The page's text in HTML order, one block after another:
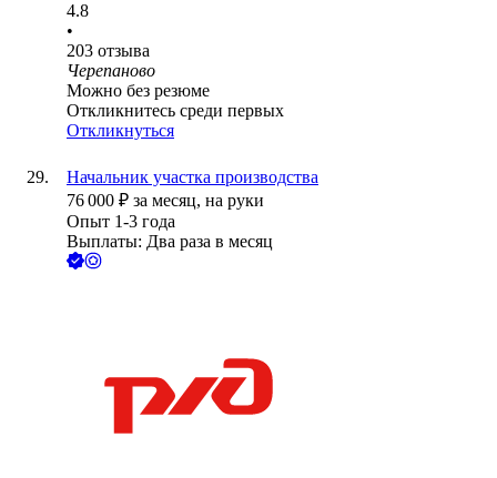
4.8
•
203 отзыва
Черепаново
Можно без резюме
Откликнитесь среди первых
Откликнуться
Начальник участка производства
76 000 ₽ за месяц, на руки
Опыт 1-3 года
Выплаты: Два раза в месяц